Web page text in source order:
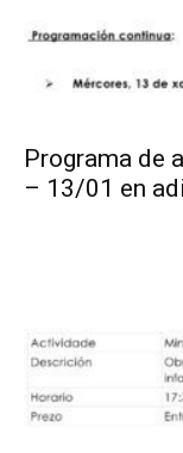
Programa de
– 13/01 en